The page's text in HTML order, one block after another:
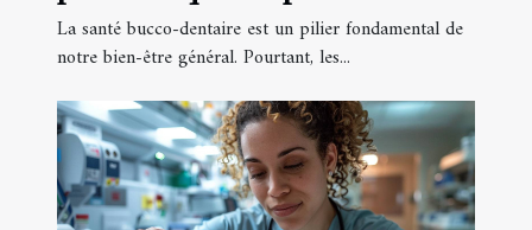
La santé bucco-dentaire est un pilier fondamental de
notre bien-être général. Pourtant, les...